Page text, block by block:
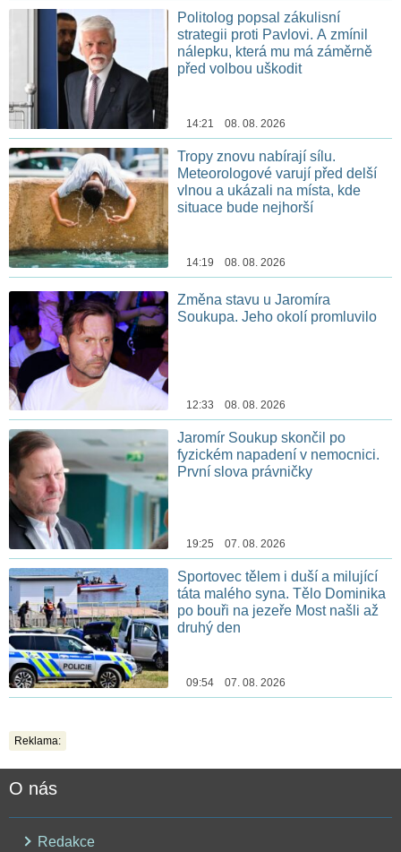
Politolog popsal zákulisní
strategii proti Pavlovi. A zmínil
nálepku, která mu má záměrně
před volbou uškodit
14:21 08. 08. 2026
Tropy znovu nabírají sílu.
Meteorologové varují před delší
vlnou a ukázali na místa, kde
situace bude nejhorší
14:19 08. 08. 2026
Změna stavu u Jaromíra
Soukupa. Jeho okolí promluvilo
12:33 08. 08. 2026
Jaromír Soukup skončil po
fyzickém napadení v nemocnici.
První slova právničky
19:25 07. 08. 2026
Sportovec tělem i duší a milující
táta malého syna. Tělo Dominika
po bouři na jezeře Most našli až
druhý den
09:54 07. 08. 2026
Reklama:
O nás
Redakce